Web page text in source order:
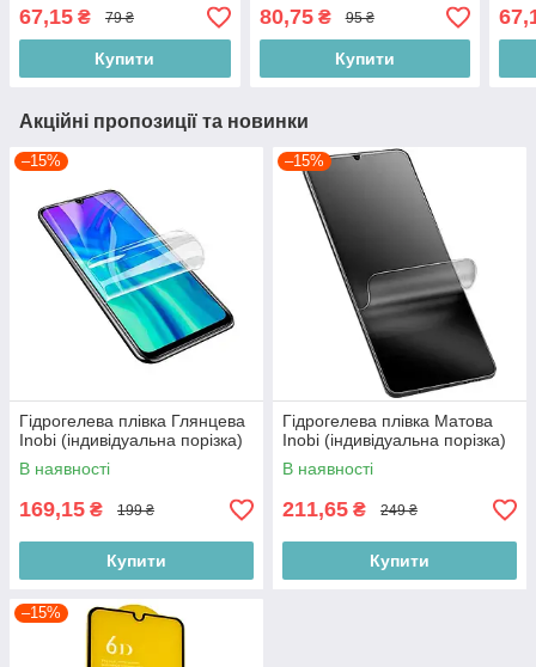
Black
67,15 ₴ 79 ₴
Купити
80,75₴ 95 ₴
Купити
5G
Акційні пропозиції та новинки
–15%
Гідрогелева плівка Глянцева
Inobi (індивідуальна порізка)
В наявності
169,15 ₴ 199 ₴
Купити
–15%
Гідрогелева плівка Матова
Inobi (індивідуальна порізка)
В наявності
211,65 ₴ 249 ₴
Купити
–15%